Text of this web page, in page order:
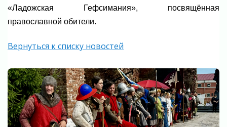
«Ладожская Гефсимания», посвящённая
православной обители.
Вернуться к списку новостей